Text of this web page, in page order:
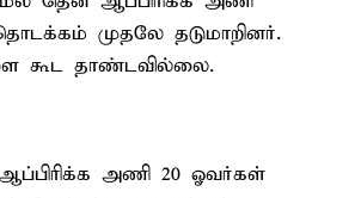
முதலே தடுமாறினர்.
கூட தாண்டவில்லை.
அணி 20 ஓவர்கள்